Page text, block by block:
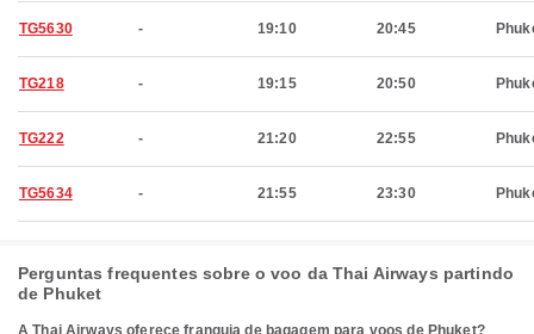
TG5630 - 19:10 20:45
TG218 - 19:15 20:50
TG222 - 21:20 22:55
TG5634 - 21:55 23:30
Perguntas frequentes sobre o voo da Thai Airways partindo
de Phuket
A Thai Airways oferece franquia de bagagem para voos de Phuket?